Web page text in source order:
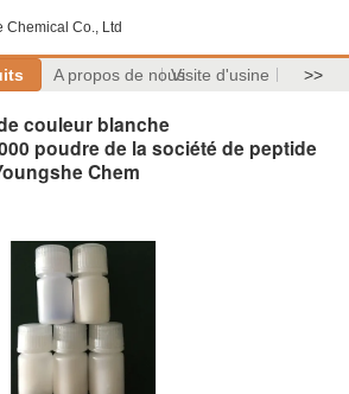
Chemical Co., Ltd
A propos de nousVisite d'usine >>
couleur blanche
poudre de la société de peptide
Chem